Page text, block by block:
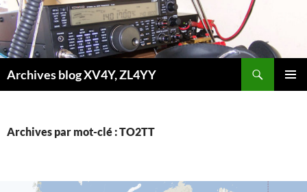
Aller
au
contenu
Archives blog XV4Y, ZL4YY
Archives par mot-clé : TO2TT